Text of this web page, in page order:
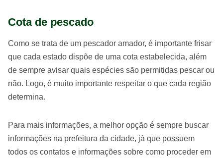
Cota de pescado
Como se trata de um pescador amador, é importante frisar
que cada estado dispõe de uma cota estabelecida, além
de sempre avisar quais espécies são permitidas pescar ou
não. Logo, é muito importante respeitar o que cada região
determina.
Para mais informações, a melhor opção é sempre buscar
informações na prefeitura da cidade, já que possuem
todos os contatos e informações sobre como proceder em